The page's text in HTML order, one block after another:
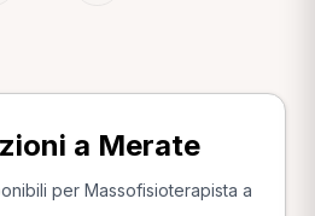
a Merate
per Massofisioterapista a